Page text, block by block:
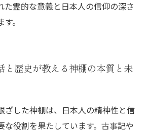
た霊的な意義と日本人の信仰の深さ
。
と歴史が教える神棚の本質と未
ざした神棚は、日本人の精神性と信
な役割を果たしています。古事記や